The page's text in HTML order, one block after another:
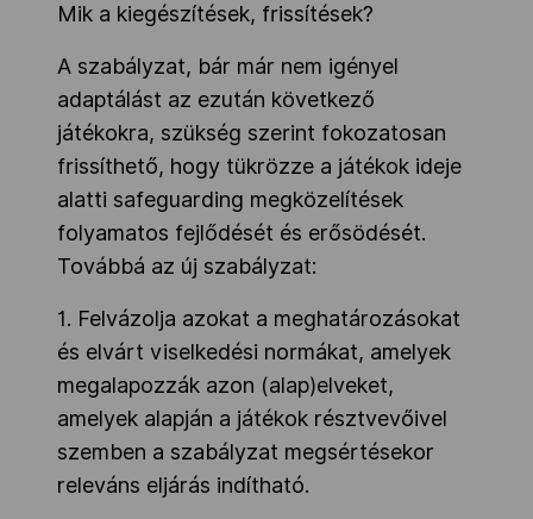
Mik a kiegészítések, frissítések?
A szabályzat, bár már nem igényel
adaptálást az ezután következő
játékokra, szükség szerint fokozatosan
frissíthető, hogy tükrözze a játékok ideje
alatti safeguarding megközelítések
folyamatos fejlődését és erősödését.
Továbbá az új szabályzat:
1. Felvázolja azokat a meghatározásokat
és elvárt viselkedési normákat, amelyek
megalapozzák azon (alap)elveket,
amelyek alapján a játékok résztvevőivel
szemben a szabályzat megsértésekor
releváns eljárás indítható.